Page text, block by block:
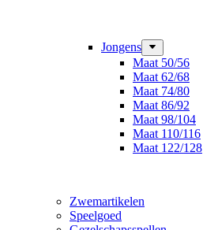
Jongens
Maat 50/56
Maat 62/68
Maat 74/80
Maat 86/92
Maat 98/104
Maat 110/116
Maat 122/128
Zwemartikelen
Speelgoed